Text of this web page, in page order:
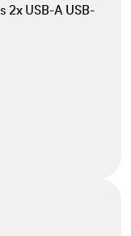
2x USB-A USB-